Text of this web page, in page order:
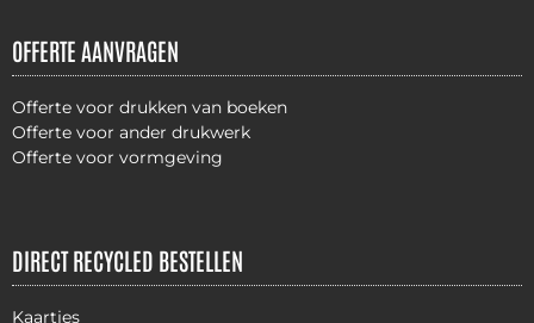
OFFERTE AANVRAGEN
Offerte voor drukken van boeken
Offerte voor ander drukwerk
Offerte voor vormgeving
DIRECT RECYCLED BESTELLEN
Kaartjes